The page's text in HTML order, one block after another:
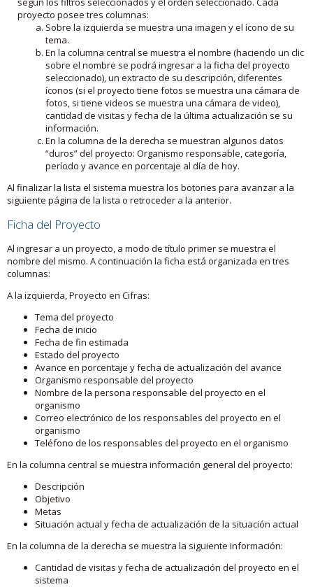
proyecto posee tres columnas:
Sobre la izquierda se muestra una imagen y el ícono de su
tema.
En la columna central se muestra el nombre (haciendo un clic
sobre el nombre se podrá ingresar a la ficha del proyecto
seleccionado), un extracto de su descripción, diferentes
íconos (si el proyecto tiene fotos se muestra una cámara de
fotos, si tiene videos se muestra una cámara de video),
cantidad de visitas y fecha de la última actualización se su
información.
En la columna de la derecha se muestran algunos datos
“duros” del proyecto: Organismo responsable, categoría,
período y avance en porcentaje al día de hoy.
Al finalizar la lista el sistema muestra los botones para avanzar a la
siguiente página de la lista o retroceder a la anterior.
Ficha del Proyecto
Al ingresar a un proyecto, a modo de título primer se muestra el
nombre del mismo. A continuación la ficha está organizada en tres
columnas:
A la izquierda, Proyecto en Cifras:
Tema del proyecto
Fecha de inicio
Fecha de fin estimada
Estado del proyecto
Avance en porcentaje y fecha de actualización del avance
Organismo responsable del proyecto
Nombre de la persona responsable del proyecto en el
organismo
Correo electrónico de los responsables del proyecto en el
organismo
Teléfono de los responsables del proyecto en el organismo
En la columna central se muestra información general del proyecto:
Descripción
Objetivo
Metas
Situación actual y fecha de actualización de la situación actual
En la columna de la derecha se muestra la siguiente información:
Cantidad de visitas y fecha de actualización del proyecto en el
sistema